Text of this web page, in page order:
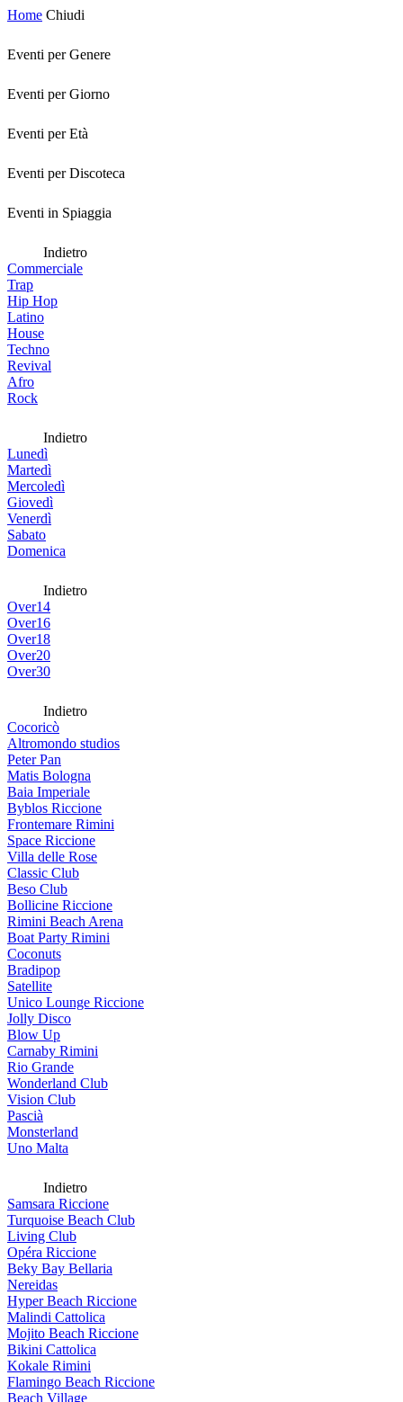
Home Chiudi
Eventi per Genere
Eventi per Giorno
Eventi per Età
Eventi per Discoteca
Eventi in Spiaggia
Indietro
Commerciale
Trap
Hip Hop
Latino
House
Techno
Revival
Afro
Rock
Indietro
Lunedì
Martedì
Mercoledì
Giovedì
Venerdì
Sabato
Domenica
Indietro
Over14
Over16
Over18
Over20
Over30
Indietro
Cocoricò
Altromondo studios
Peter Pan
Matis Bologna
Baia Imperiale
Byblos Riccione
Frontemare Rimini
Space Riccione
Villa delle Rose
Classic Club
Beso Club
Bollicine Riccione
Rimini Beach Arena
Boat Party Rimini
Coconuts
Bradipop
Satellite
Unico Lounge Riccione
Jolly Disco
Blow Up
Carnaby Rimini
Rio Grande
Wonderland Club
Vision Club
Pascià
Monsterland
Uno Malta
Indietro
Samsara Riccione
Turquoise Beach Club
Living Club
Opéra Riccione
Beky Bay Bellaria
Nereidas
Hyper Beach Riccione
Malindi Cattolica
Mojito Beach Riccione
Bikini Cattolica
Kokale Rimini
Flamingo Beach Riccione
Beach Village